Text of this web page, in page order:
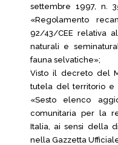
settembre 1997, n.
«Regolamento
92/43/CEE relativa
naturali e
fauna selvatiche»;
Visto il decreto del
tutela del territorio e
«Sesto elenco
comunitaria per la
Italia, ai sensi della
nella Gazzetta